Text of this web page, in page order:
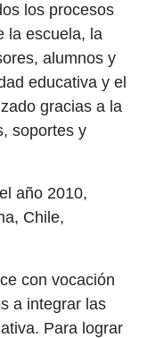
los procesos
la escuela, la
alumnos y
educativa y el
gracias a la
soportes y
año 2010,
Chile,
con vocación
a integrar las
Para lograr